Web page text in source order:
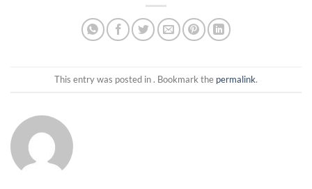
This entry was posted in . Bookmark the permalink.